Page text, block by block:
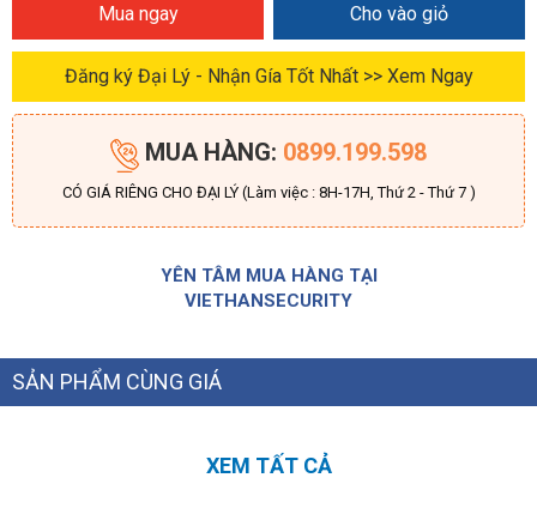
Mua ngay Cho vào giỏ
Đăng ký Đại Lý - Nhận Gía Tốt Nhất >> Xem Ngay
MUA HÀNG: 0899.199.598
CÓ GIÁ RIÊNG CHO ĐẠI LÝ (Làm việc : 8H-17H, Thứ 2 - Thứ 7 )
YÊN TÂM MUA HÀNG TẠI
VIETHANSECURITY
SẢN PHẨM CÙNG GIÁ
XEM TẤT CẢ